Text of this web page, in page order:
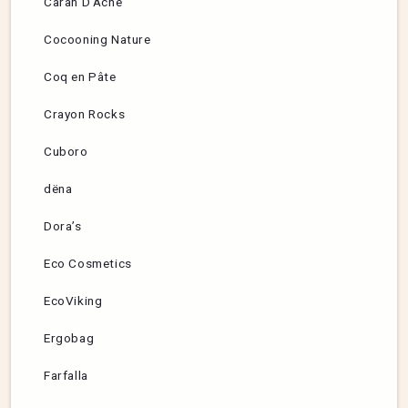
Cocooning Nature
Coq en Pâte
Crayon Rocks
Cuboro
dëna
Dora’s
Eco Cosmetics
EcoViking
Ergobag
Farfalla